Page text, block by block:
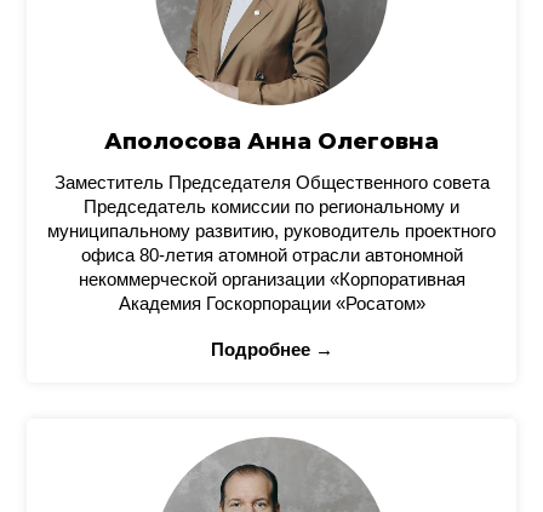
Аполосова Анна Олеговна
Заместитель Председателя Общественного совета
Председатель комиссии по региональному и
муниципальному развитию, руководитель проектного
офиса 80-летия атомной отрасли автономной
некоммерческой организации «Корпоративная
Академия Госкорпорации «Росатом»
Подробнее →